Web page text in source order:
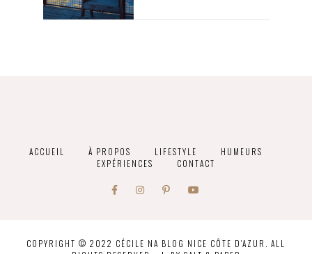
ACCUEIL À PROPOS LIFESTYLE
HUMEURS
EXPÉRIENCES
CONTACT
COPYRIGHT © 2022 CÉCILE NA BLOG NICE CÔTE D'AZUR. ALL